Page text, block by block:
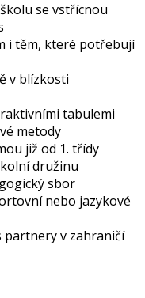
se vstřícnou
i těm, které potřebují
v blízkosti
tabulemi
metody
již od 1. třídy
družinu
sbor
nebo jazykové
partnery v zahraničí